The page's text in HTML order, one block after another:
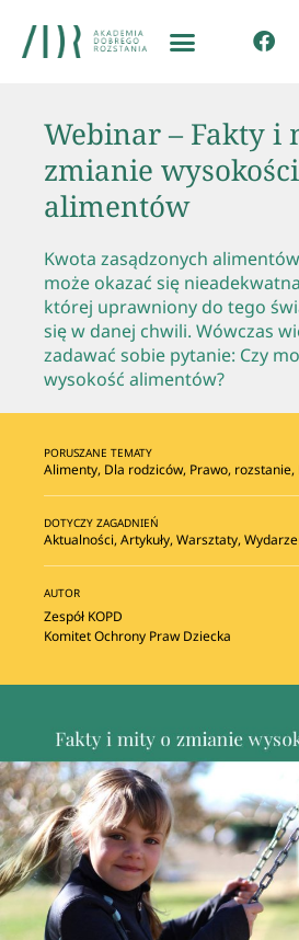
Webinar – Fakty i
zmianie wysokości
alimentów
Kwota zasądzonych
może okazać się
której uprawniony do tego
się w danej chwili. Wówczas
zadawać sobie pytanie: Czy
wysokość alimentów?
PORUSZANE TEMATY
Alimenty, Dla rodziców, Prawo, rozstanie,
DOTYCZY ZAGADNIEŃ
Aktualności,Artykuły,Warsztaty,
AUTOR
Zespół KOPD
Komitet Ochrony Praw Dziecka